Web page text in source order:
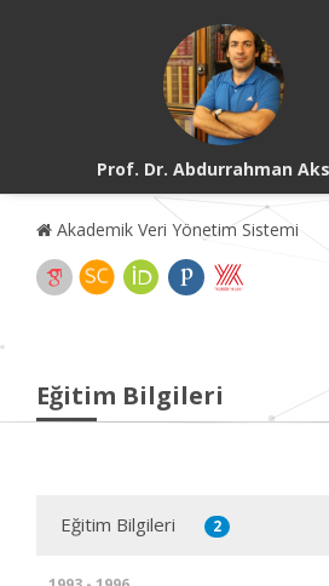
Prof. Dr. Abdurrahman
Akademik Veri Yönetim Sistemi
Eğitim Bilgileri
Eğitim Bilgileri 2